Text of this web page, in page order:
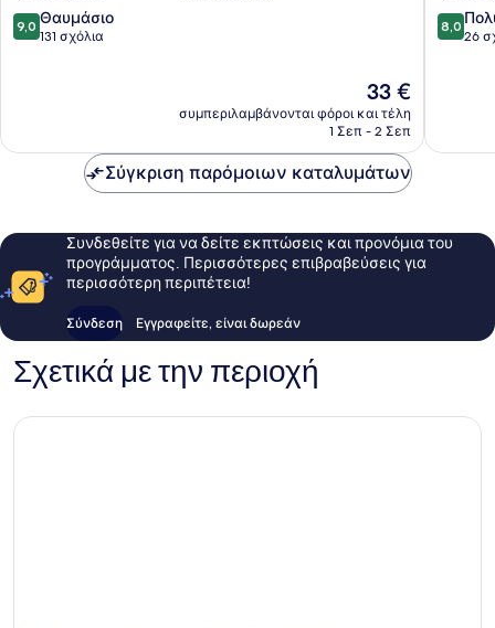
9.0
στα
9,0 Θαυμάσιο
131 σχόλια
Η
τιμή
είναι
33 €
συμπεριλαμβάνονται φόροι και τέλη
1 Σεπ - 2 Σεπ
8.0
στα
8,0
26
Σύγκριση παρόμοιων καταλυμάτων
Συνδεθείτε για να δείτε εκπτώσεις και προνόμια του
προγράμματος. Περισσότερες επιβραβεύσεις για
περισσότερη περιπέτεια!
Σύνδεση Εγγραφείτε, είναι δωρεάν
Σχετικά με την περιοχή